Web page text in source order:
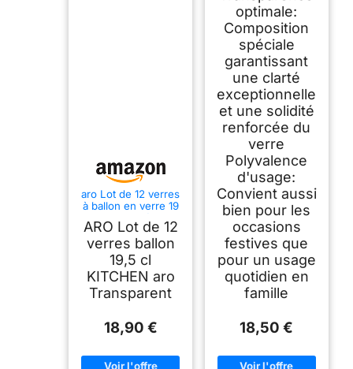
aro Lot de 12 verres
à ballon en verre 19
ARO Lot de 12
verres ballon
19,5 cl
KITCHEN aro
Transparent
18,90 €
optimale:
Composition
spéciale
garantissant
une clarté
exceptionnelle
et une solidité
renforcée du
verre
Polyvalence
d'usage:
Convient aussi
bien pour les
occasions
festives que
pour un usage
quotidien en
famille
18,50 €